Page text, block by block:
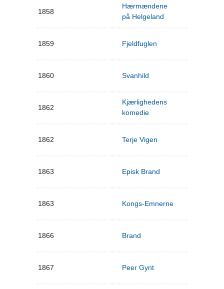
1858
Hærmændene
på Helgeland
1859 Fjeldfuglen
1860 Svanhild
1862
Kjærlighedens
komedie
1862 Terje Vigen
1863 Episk Brand
1863 Kongs-Emnerne
1866 Brand
1867 Peer Gynt